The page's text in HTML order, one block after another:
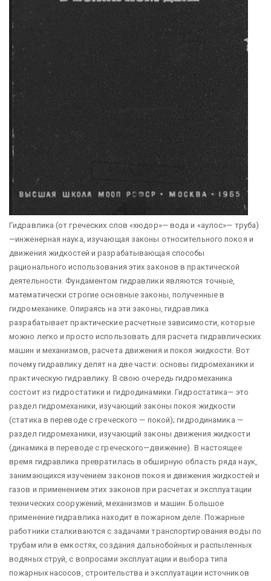
Гидравлика (от греческих слов «хюдор»— вода и «аулос»— труба)
—инженерная наука, изучающая законы относительного покоя и
движения жидкостей и разрабатывающая способы
рационального использования этих законов в практической
деятельности. Фундаментом гидравлики являются точные,
математически строгие основные законы, полученные в
гидромеханике. Опираясь на эти законы, гидравлика
разрабатывает практические расчетные зависимости, которые
можно легко и просто использовать для расчета гидравлических
машин и механизмов, расчета движения и покоя жидкости. Вот
почему гидравлику делят на две части: основы гидромеханики и
практическую гидравлику. В свою очередь гидромеханика
состоит из гидростатики и гидродинамики. Гидростатика— это
раздел гидромеханики, изучающий законы покоя жидкости
(статика в переводе с греческого — покой); гидродинамика —
раздел гидромеханики, изучающий законы движения жидкости
(динамика в переводе с греческого—движение). В настоящее
время гидравлика превратилась в обширную область ряда наук,
занимающихся изучением законов покоя и движения жидкостей и
газов и применением этих законов при расчетах и эксплуатации
технических сооружений, механизмов и машин. Большое
применение гидравлика находит в пожарном деле. Пожарные
работники сталкиваются с задачами транспортирования воды по
трубам или в емкостях, создания дальнобойных и распыленных
водяных струй, с вопросами эксплуатации и выбора типа
пожарных насосов, строительства и эксплуатации источников